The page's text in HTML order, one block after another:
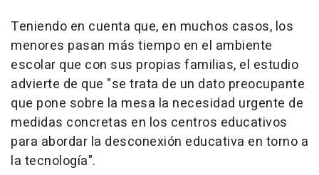
Teniendo en cuenta que, en muchos casos, los
menores pasan más tiempo en el ambiente
escolar que con sus propias familias, el estudio
advierte de que "se trata de un dato preocupante
que pone sobre la mesa la necesidad urgente de
medidas concretas en los centros educativos
para abordar la desconexión educativa en torno a
la tecnología".